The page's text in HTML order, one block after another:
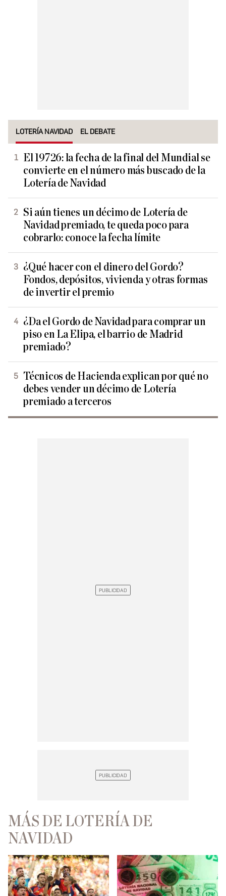
LOTERÍA NAVIDAD EL DEBATE
El 19726: la fecha de la final del Mundial se
convierte en el número más buscado de la
Lotería de Navidad
Si aún tienes un décimo de Lotería de
Navidad premiado, te queda poco para
cobrarlo: conoce la fecha límite
¿Qué hacer con el dinero del Gordo?
Fondos, depósitos, vivienda y otras formas
de invertir el premio
¿Da el Gordo de Navidad para comprar un
piso en La Elipa, el barrio de Madrid
premiado?
Técnicos de Hacienda explican por qué no
debes vender un décimo de Lotería
premiado a terceros
MÁS DE LOTERÍA DE
NAVIDAD